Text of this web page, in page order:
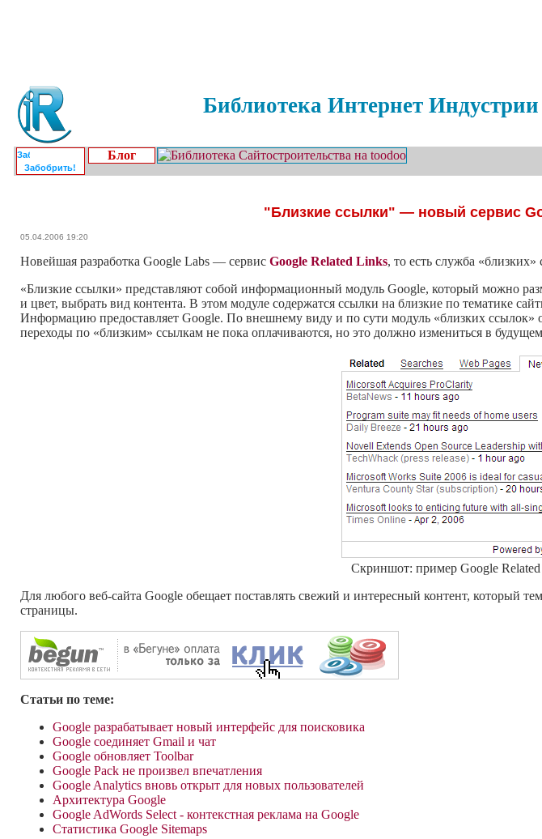
Библиотека Интернет
Забобрить!
Блог
"Близкие ссылки" — новый сервис
05.04.2006 19:20
Новейшая разработка Google Labs — сервис Google Related Links, то есть служба «близких»
«Близкие ссылки» представляют собой информационный модуль Google, который можно
и цвет, выбрать вид контента. В этом модуле содержатся ссылки на близкие по тематике
Информацию предоставляет Google. По внешнему виду и по сути модуль «близких ссылок»
переходы по «близким» ссылкам не пока оплачиваются, но это должно измениться в
Скриншот: пример Google
Для любого веб-сайта Google обещает поставлять свежий и интересный контент, который
страницы.
Статьи по теме:
Google разрабатывает новый интерфейс для поисковика
Google соединяет Gmail и чат
Google обновляет Toolbar
Google Pack не произвел впечатления
Google Analytics вновь открыт для новых пользователей
Архитектура Google
Google AdWords Select - контекстная реклама на Google
Статистика Google Sitemaps